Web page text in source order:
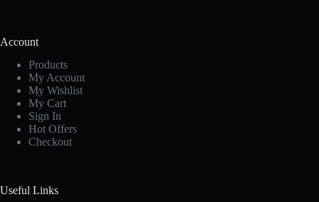
Account
Products
My Account
My Wishlist
My Cart
Sign In
Hot Offers
Checkout
Useful Links